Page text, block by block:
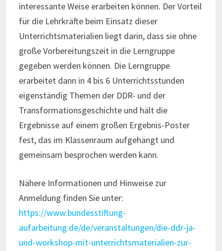
interessante Weise erarbeiten können. Der Vorteil
für die Lehrkräfte beim Einsatz dieser
Unterrichtsmaterialien liegt darin, dass sie ohne
große Vorbereitungszeit in die Lerngruppe
gegeben werden können. Die Lerngruppe
erarbeitet dann in 4 bis 6 Unterrichtsstunden
eigenständig Themen der DDR- und der
Transformationsgeschichte und hält die
Ergebnisse auf einem großen Ergebnis-Poster
fest, das im Klassenraum aufgehängt und
gemeinsam besprochen werden kann.
Nähere Informationen und Hinweise zur
Anmeldung finden Sie unter:
https://www.bundesstiftung-
aufarbeitung.de/de/veranstaltungen/die-ddr-ja-
und-workshop-mit-unterrichtsmaterialien-zur-